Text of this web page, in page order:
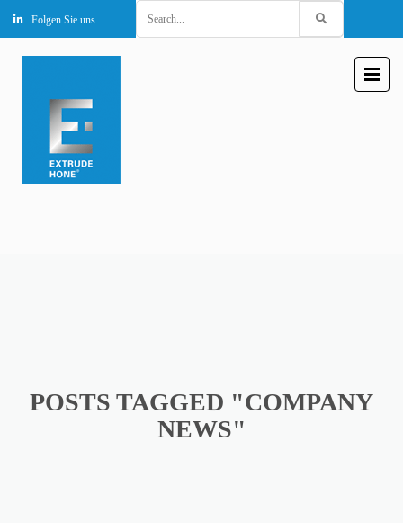
Folgen Sie uns
for:
POSTS TAGGED "COMPANY
NEWS"